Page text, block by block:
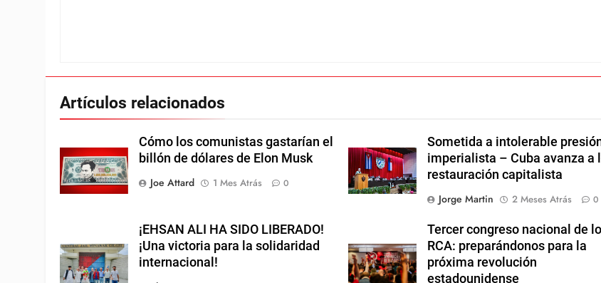
Artículos relacionados
Cómo los comunistas gastarían el
billón de dólares de Elon Musk
Joe Attard
1 Mes Atrás 0
Sometida a intolerable
imperialista – Cuba avanza a
restauración capitalista
Jorge Martin
2 Meses Atrás 0
¡EHSAN ALI HA SIDO LIBERADO!
¡Una victoria para la solidaridad
internacional!
Tercer congreso nacional de
RCA: preparándonos para la
próxima revolución
estadounidense